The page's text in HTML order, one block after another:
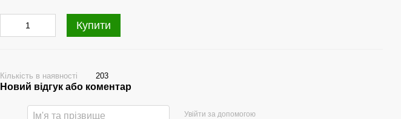
Купити
Кількість в наявності 203
Новий відгук або коментар
Увійти за допомогою